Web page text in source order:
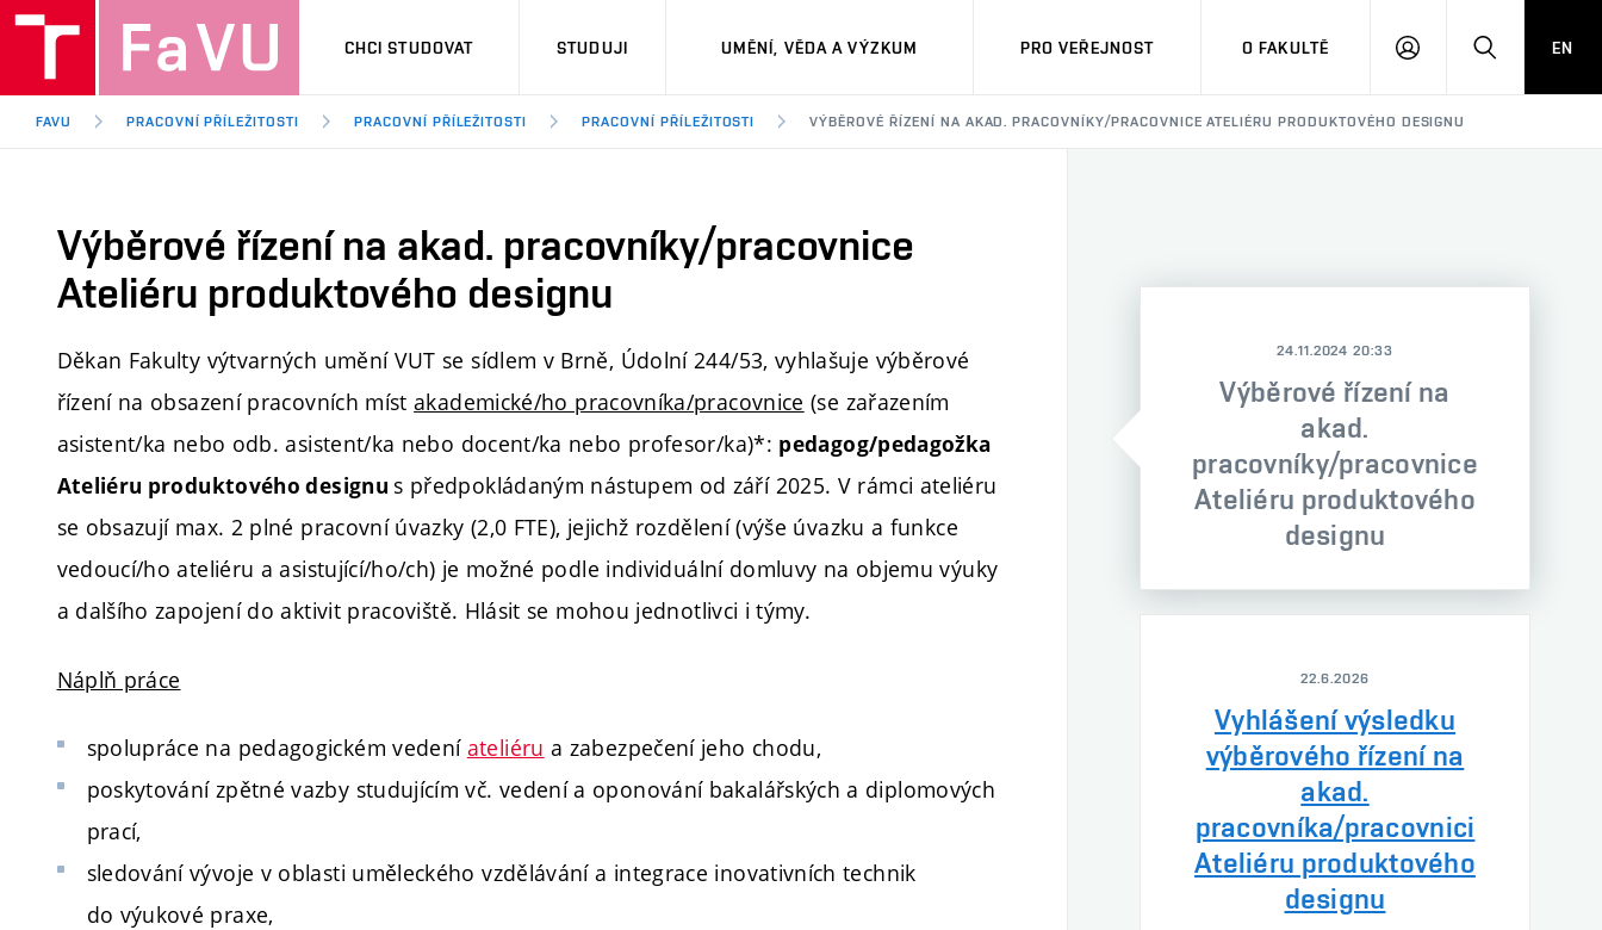
CHCI STUDOVAT STUDUJI UMĚNÍ, VĚDA A VÝZKUM PRO VEŘEJNOST O FAKULTĚ
PŘIHLÁSITHLEDAT
EN
FAVU PRACOVNÍ PŘÍLEŽITOSTI PRACOVNÍ PŘÍLEŽITOSTI PRACOVNÍ PŘÍLEŽITOSTI VÝBĚROVÉ ŘÍZENÍ NA AKAD. PRACOVNÍKY/PRACOVNICE ATELIÉRU PRODUKTOVÉHO DESIGNU
Výběrové řízení na akad. pracovníky/pracovnice
Ateliéru produktového designu
Děkan Fakulty výtvarných umění VUT se sídlem v Brně, Údolní 244/53, vyhlašuje výběrové
řízení na obsazení pracovních místakademické/ho pracovníka/pracovnice (se zařazením
asistent/ka nebo odb. asistent/ka nebo docent/ka nebo profesor/ka)*: pedagog/pedagožka
Ateliéru produktového designu s předpokládaným nástupem od září 2025. V rámci ateliéru
se obsazují max. 2 plné pracovní úvazky (2,0 FTE), jejichž rozdělení (výše úvazku a funkce
vedoucí/ho ateliéru a asistující/ho/ch) je možné podle individuální domluvy na objemu výuky
a dalšího zapojení do aktivit pracoviště. Hlásit se mohou jednotlivci i týmy.
Náplň práce
spolupráce na pedagogickém vedení ateliéru a zabezpečení jeho chodu,
poskytování zpětné vazby studujícím vč. vedení a oponování bakalářských a diplomových
prací,
sledování vývoje v oblasti uměleckého vzdělávání a integrace inovativních technik
do výukové praxe,
24.11.2024 20:33
Výběrové řízení na
akad.
pracovníky/pracovnice
Ateliéru produktového
designu
22.6.2026
Vyhlášení výsledku
výběrového řízení na
akad.
pracovníka/pracovnici
Ateliéru produktového
designu